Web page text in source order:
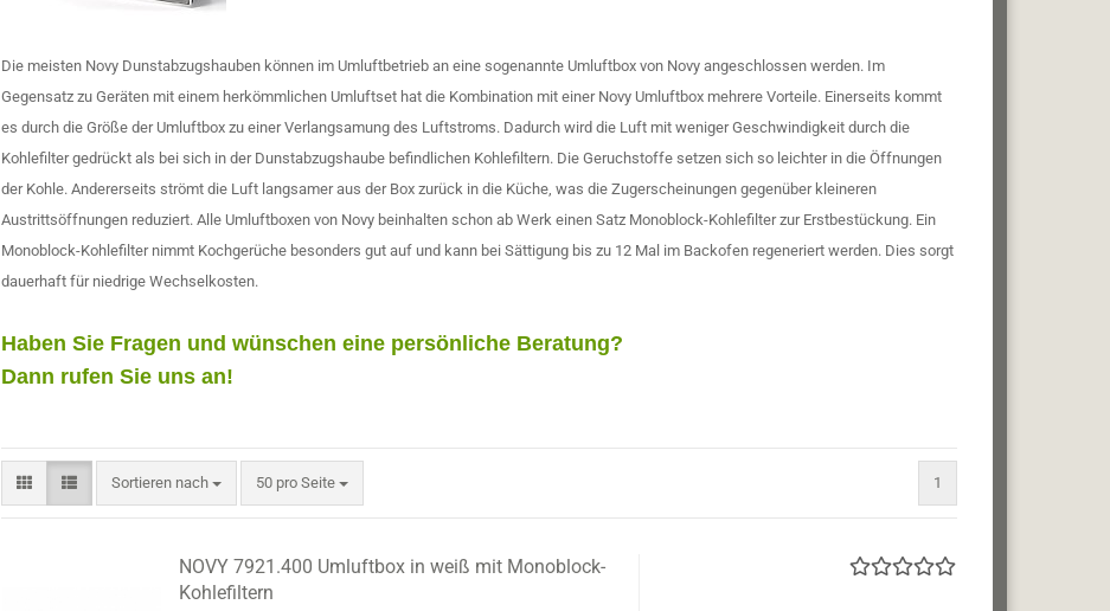
Die meisten Novy Dunstabzugshauben können im Umluftbetrieb an eine sogenannte Umluftbox von Novy angeschlossen werden. Im
Gegensatz zu Geräten mit einem herkömmlichen Umluftset hat die Kombination mit einer Novy Umluftbox mehrere Vorteile. Einerseits kommt
es durch die Größe der Umluftbox zu einer Verlangsamung des Luftstroms. Dadurch wird die Luft mit weniger Geschwindigkeit durch die
Kohlefilter gedrückt als bei sich in der Dunstabzugshaube befindlichen Kohlefiltern. Die Geruchstoffe setzen sich so leichter in die Öffnungen
der Kohle. Andererseits strömt die Luft langsamer aus der Box zurück in die Küche, was die Zugerscheinungen gegenüber kleineren
Austrittsöffnungen reduziert. Alle Umluftboxen von Novy beinhalten schon ab Werk einen Satz Monoblock-Kohlefilter zur Erstbestückung. Ein
Monoblock-Kohlefilter nimmt Kochgerüche besonders gut auf und kann bei Sättigung bis zu 12 Mal im Backofen regeneriert werden. Dies sorgt
dauerhaft für niedrige Wechselkosten.
Haben Sie Fragen und wünschen eine persönliche Beratung?
Dann rufen Sie uns an!
Sortieren nach
Sortieren nach 50 pro Seite
pro Seite 1
NOVY 7921.400 Umluftbox in weiß mit Monoblock-
Kohlefiltern